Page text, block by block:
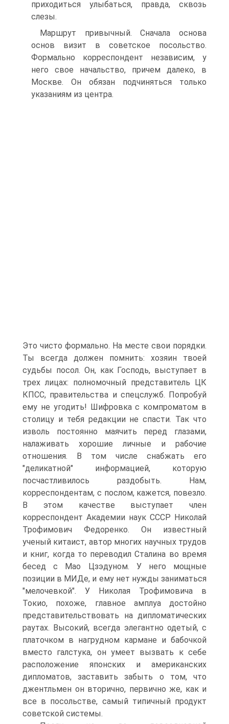
приходиться улыбаться, правда, сквозь
слезы.
Маршрут привычный. Сначала основа
основ визит в советское посольство.
Формально корреспондент независим, у
него свое начальство, причем далеко, в
Москве. Он обязан подчиняться только
указаниям из центра.
Это чисто формально. На месте свои порядки.
Ты всегда должен помнить: хозяин твоей
судьбы посол. Он, как Господь, выступает в
трех лицах: полномочный представитель ЦК
КПСС, правительства и спецслужб. Попробуй
ему не угодить! Шифровка с компроматом в
столицу и тебя редакции не спасти. Так что
изволь постоянно маячить перед глазами,
налаживать хорошие личные и рабочие
отношения. В том числе снабжать его
"деликатной" информацией, которую
посчастливилось раздобыть. Нам,
корреспондентам, с послом, кажется, повезло.
В этом качестве выступает член
корреспондент Академии наук СССР Николай
Трофимович Федоренко. Он известный
ученый китаист, автор многих научных трудов
и книг, когда то переводил Сталина во время
бесед с Мао Цзэдуном. У него мощные
позиции в МИДе, и ему нет нужды заниматься
"мелочевкой". У Николая Трофимовича в
Токио, похоже, главное амплуа достойно
представительствовать на дипломатических
раутах. Высокий, всегда элегантно одетый, с
платочком в нагрудном кармане и бабочкой
вместо галстука, он умеет вызвать к себе
расположение японских и американских
дипломатов, заставить забыть о том, что
джентльмен он вторично, первично же, как и
все в посольстве, самый типичный продукт
советской системы.